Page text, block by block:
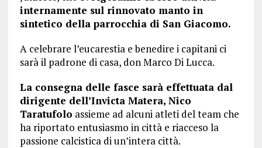
internamente sul rinnovato manto in
sintetico della parrocchia di San Giacomo.
A celebrare l’eucarestia e benedire i capitani ci
sarà il padrone di casa, don Marco Di Lucca.
La consegna delle fasce sarà effettuata dal
dirigente dell’Invicta Matera, Nico
Taratufolo assieme ad alcuni atleti del team che
ha riportato entusiasmo in città e riacceso la
passione calcistica di un’intera città.